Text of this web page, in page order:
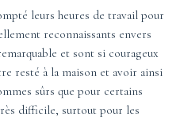
leurs heures de travail pour
reconnaissants envers
et sont si courageux
resté à la maison et avoir ainsi
sûrs que pour certains
difficile, surtout pour les